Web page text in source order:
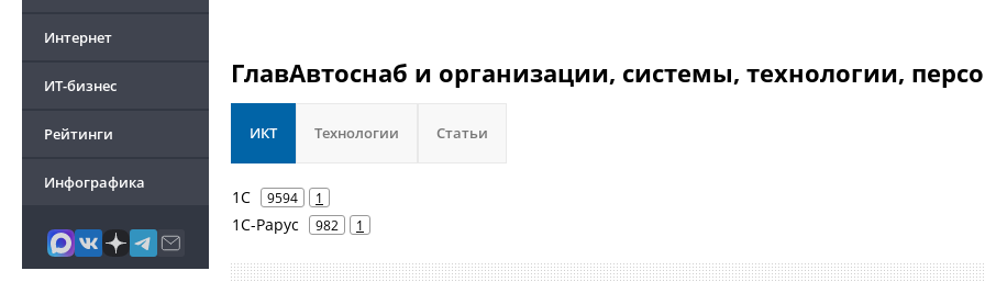
Интернет
ИТ-бизнес
Рейтинги
Инфографика
ГлавАвтоснаб и организации, системы, технологии,
ИКТ Технологии Статьи
1С 9594 1
1С-Рарус 982 1